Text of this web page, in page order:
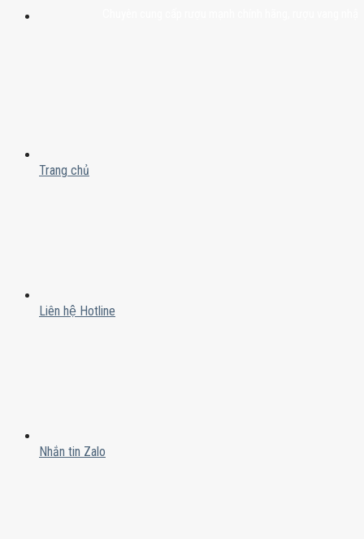
Trang chủ
Liên hệ Hotline
Nhắn tin Zalo